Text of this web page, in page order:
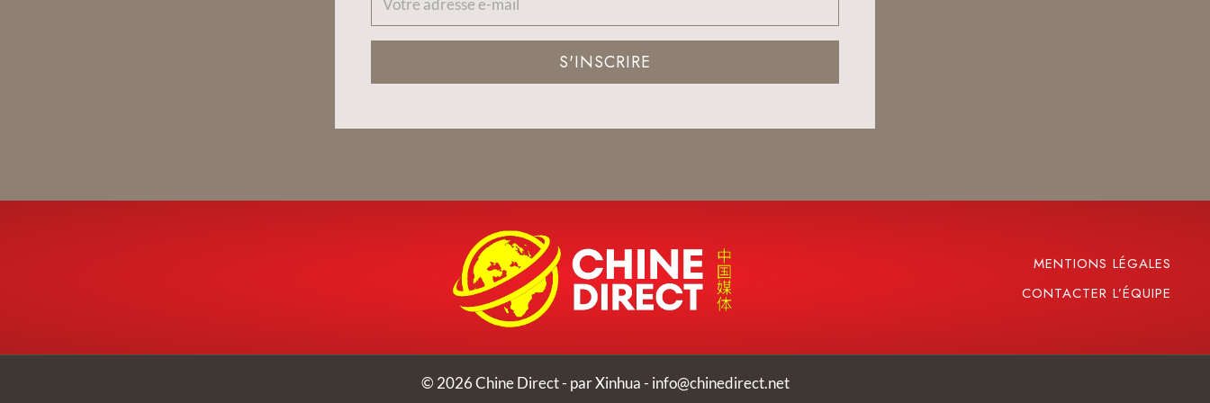
S'INSCRIRE
MENTIONS LÉGALES
CONTACTER L’ÉQUIPE
© 2026 Chine Direct - par Xinhua - info@chinedirect.net